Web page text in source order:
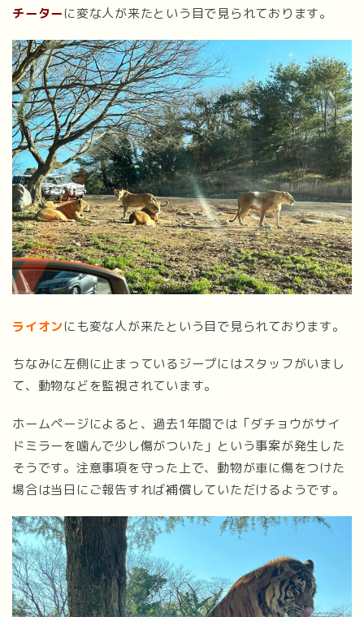
チーターに変な人が来たという目で見られております。
ライオンにも変な人が来たという目で見られております。
ちなみに左側に止まっているジープにはスタッフがいまし
て、動物などを監視されています。
ホームページによると、過去1年間では「ダチョウがサイ
ドミラーを噛んで少し傷がついた」という事案が発生した
そうです。注意事項を守った上で、動物が車に傷をつけた
場合は当日にご報告すれば補償していただけるようです。